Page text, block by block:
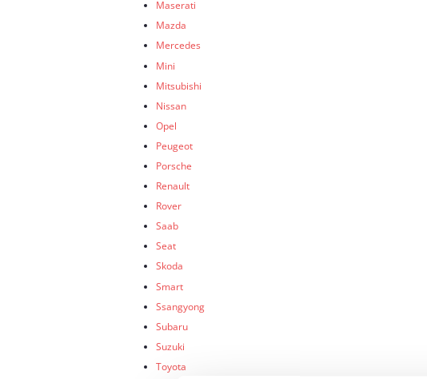
Maserati
Mazda
Mercedes
Mini
Mitsubishi
Nissan
Opel
Peugeot
Porsche
Renault
Rover
Saab
Seat
Skoda
Smart
Ssangyong
Subaru
Suzuki
Toyota